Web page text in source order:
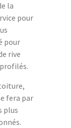
la
pour
pour
rive
fera par
plus